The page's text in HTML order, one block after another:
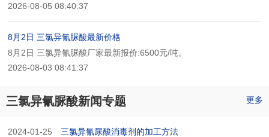
2026-08-05 08:40:37
8月2日 三氯异氰脲酸最新价格
8月2日 三氯异氰脲酸厂家最新报价:6500元/吨。
2026-08-03 08:41:37
三氯异氰脲酸新闻专题 更多
2024-01-25 三氯异氰尿酸消毒剂的加工方法